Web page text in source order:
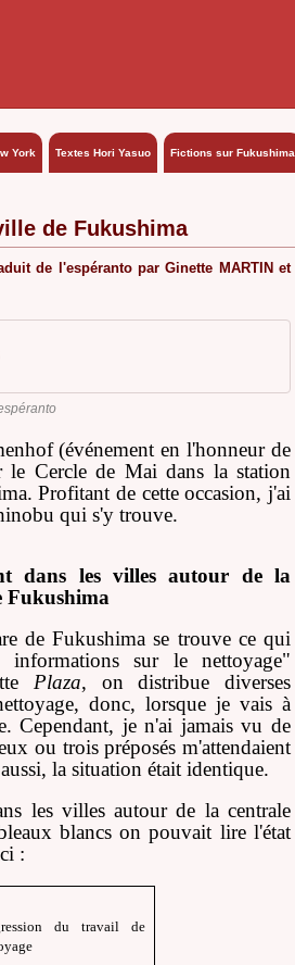
York Textes Hori Yasuo Fictions sur Fukushima
de Fukushima
de l'espéranto par Ginette MARTIN et
(événement en l'honneur de
le Cercle de Mai dans la station
Profitant de cette occasion, j'ai
qui s'y trouve.
dans les villes autour de la
Fukushima
de Fukushima se trouve ce qui
sur le nettoyage"
Plaza, on distribue diverses
donc, lorsque je vais à
Cependant, je n'ai jamais vu de
ou trois préposés m'attendaient
la situation était identique.
les villes autour de la centrale
blancs on pouvait lire l'état
:
du travail de